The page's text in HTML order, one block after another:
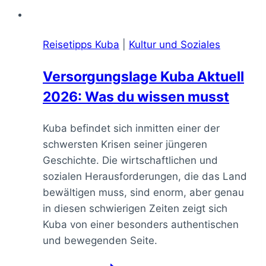
Reisetipps Kuba Kultur und Soziales
Versorgungslage Kuba Aktuell
2026: Was du wissen musst
Kuba befindet sich inmitten einer der
schwersten Krisen seiner jüngeren
Geschichte. Die wirtschaftlichen und
sozialen Herausforderungen, die das Land
bewältigen muss, sind enorm, aber genau
in diesen schwierigen Zeiten zeigt sich
Kuba von einer besonders authentischen
und bewegenden Seite.